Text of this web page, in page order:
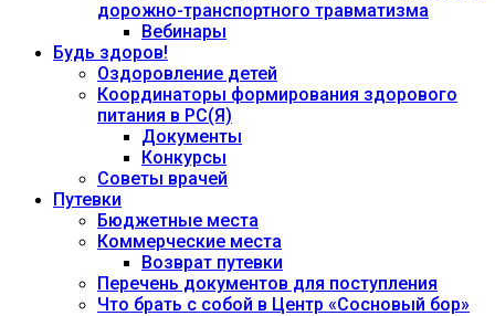
дорожно-транспортного травматизма
Вебинары
Будь здоров!
Оздоровление детей
Координаторы формирования здорового
питания в РС(Я)
Документы
Конкурсы
Советы врачей
Путевки
Бюджетные места
Коммерческие места
Возврат путевки
Перечень документов для поступления
Что брать с собой в Центр «Сосновый бор»